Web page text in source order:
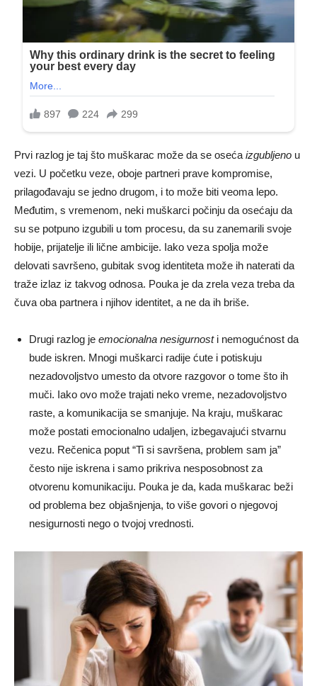
Prvi razlog je taj što muškarac može da se osećaizgubljeno u
vezi. U početku veze, oboje partneri prave kompromise,
prilagođavaju se jedno drugom, i to može biti veoma lepo.
Međutim, s vremenom, neki muškarci počinju da osećaju da
su se potpuno izgubili u tom procesu, da su zanemarili svoje
hobije, prijatelje ili lične ambicije. Iako veza spolja može
delovati savršeno, gubitak svog identiteta može ih naterati da
traže izlaz iz takvog odnosa. Pouka je da zrela veza treba da
čuva oba partnera i njihov identitet, a ne da ih briše.
Drugi razlog je emocionalna nesigurnosti nemogućnost da
bude iskren. Mnogi muškarci radije ćute i potiskuju
nezadovoljstvo umesto da otvore razgovor o tome što ih
muči. Iako ovo može trajati neko vreme, nezadovoljstvo
raste, a komunikacija se smanjuje. Na kraju, muškarac
može postati emocionalno udaljen, izbegavajući stvarnu
vezu. Rečenica poput “Ti si savršena, problem sam ja”
često nije iskrena i samo prikriva nesposobnost za
otvorenu komunikaciju. Pouka je da, kada muškarac beži
od problema bez objašnjenja, to više govori o njegovoj
nesigurnosti nego o tvojoj vrednosti.